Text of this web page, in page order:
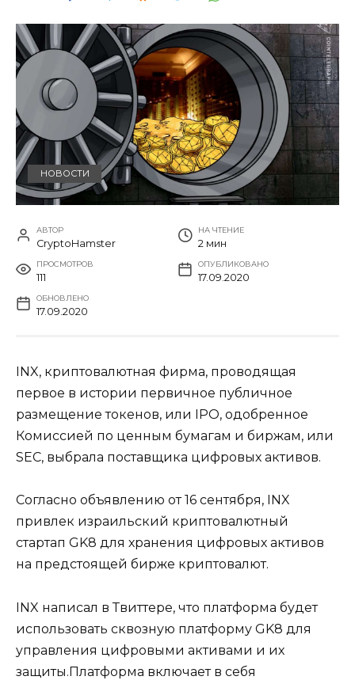
НОВОСТИ
АВТОР
CryptoHamster
НА ЧТЕНИЕ
2 мин
ПРОСМОТРОВ
111
ОПУБЛИКОВАНО
17.09.2020
ОБНОВЛЕНО
17.09.2020
INX, криптовалютная фирма, проводящая
первое в истории первичное публичное
размещение токенов, или IPO, одобренное
Комиссией по ценным бумагам и биржам, или
SEC, выбрала поставщика цифровых активов.
Согласно объявлению от 16 сентября, INX
привлек израильский криптовалютный
стартап GK8 для хранения цифровых активов
на предстоящей бирже криптовалют.
INX написал в Твиттере, что платформа будет
использовать сквозную платформу GK8 для
управления цифровыми активами и их
защиты.Платформа включает в себя